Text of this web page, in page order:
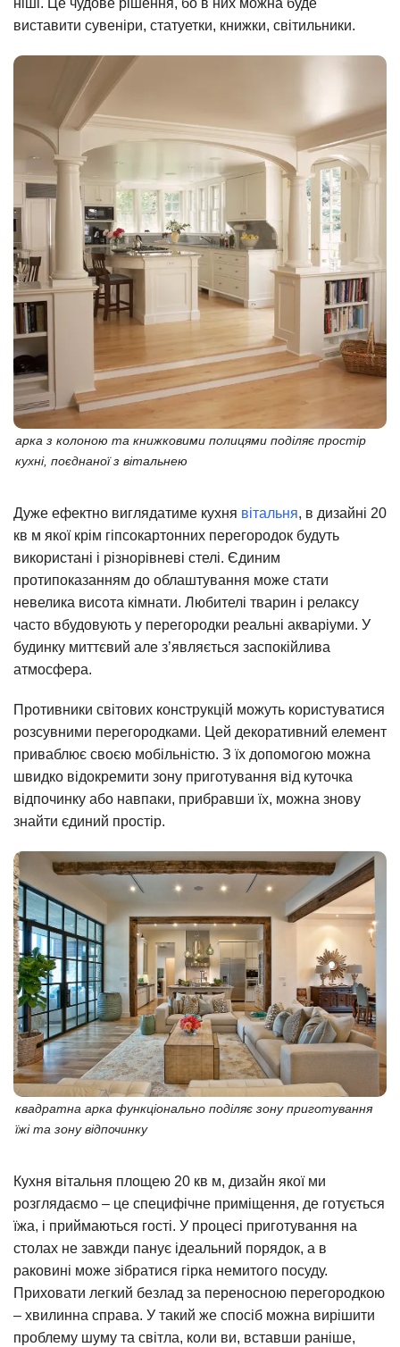
виставити сувеніри, статуетки, книжки, світильники.
арка з колоною та книжковими полицями поділяє простір
кухні, поєднаної з вітальнею
Дуже ефектно виглядатиме кухня вітальня, в дизайні 20
кв м якої крім гіпсокартонних перегородок будуть
використані і різнорівневі стелі. Єдиним
протипоказанням до облаштування може стати
невелика висота кімнати. Любителі тварин і релаксу
часто вбудовують у перегородки реальні акваріуми. У
будинку миттєвий але з’являється заспокійлива
атмосфера.
Противники світових конструкцій можуть користуватися
розсувними перегородками. Цей декоративний елемент
приваблює своєю мобільністю. З їх допомогою можна
швидко відокремити зону приготування від куточка
відпочинку або навпаки, прибравши їх, можна знову
знайти єдиний простір.
квадратна арка функціонально поділяє зону приготування
їжі та зону відпочинку
Кухня вітальня площею 20 кв м, дизайн якої ми
розглядаємо – це специфічне приміщення, де готується
їжа, і приймаються гості. У процесі приготування на
столах не завжди панує ідеальний порядок, а в
раковині може зібратися гірка немитого посуду.
Приховати легкий безлад за переносною перегородкою
– хвилинна справа. У такий же спосіб можна вирішити
проблему шуму та світла, коли ви, вставши раніше,